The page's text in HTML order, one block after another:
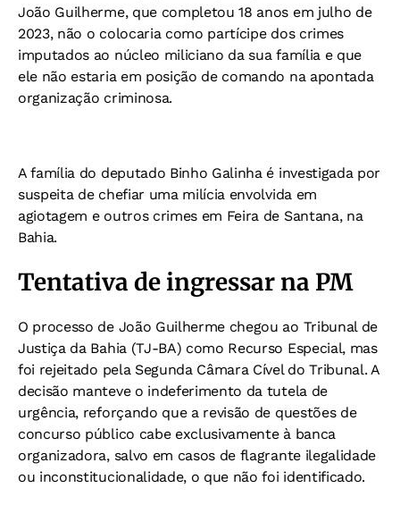
João Guilherme, que completou 18 anos em julho de
2023, não o colocaria como partícipe dos crimes
imputados ao núcleo miliciano da sua família e que
ele não estaria em posição de comando na apontada
organização criminosa.
A família do deputado Binho Galinha é investigada por
suspeita de chefiar uma milícia envolvida em
agiotagem e outros crimes em Feira de Santana, na
Bahia.
Tentativa de ingressar na PM
O processo de João Guilherme chegou ao Tribunal de
Justiça da Bahia (TJ-BA) como Recurso Especial, mas
foi rejeitado pela Segunda Câmara Cível do Tribunal. A
decisão manteve o indeferimento da tutela de
urgência, reforçando que a revisão de questões de
concurso público cabe exclusivamente à banca
organizadora, salvo em casos de flagrante ilegalidade
ou inconstitucionalidade, o que não foi identificado.